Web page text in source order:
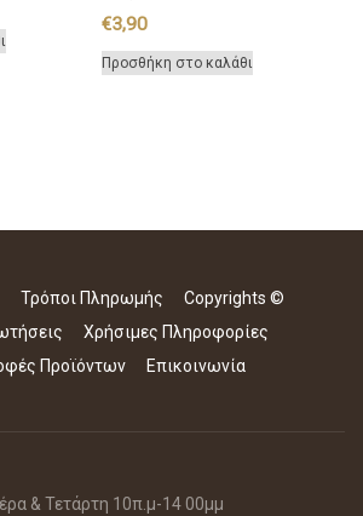
€3,90
Προσθήκη στο καλάθι
Τρόποι Πληρωμής
Copyrights ©
Χρήσιμες Πληροφορίες
Προϊόντων
Επικοινωνία
& Τετάρτη 10π.μ-14 00μμ